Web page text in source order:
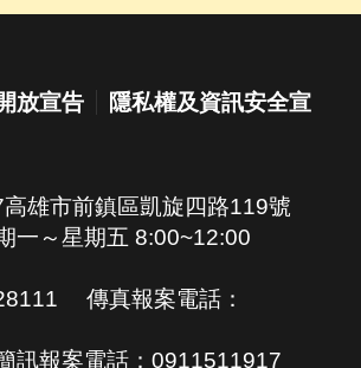
放宣告
隱私權及資訊安全宣
雄市前鎮區凱旋四路119號
一～星期五 8:00~12:00
傳真報案電話：
訊報案電話：0911511917